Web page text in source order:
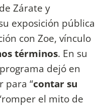
Zárate y
exposición pública
con Zoe, vínculo
términos. En su
dejó en
para “contar su
el mito de